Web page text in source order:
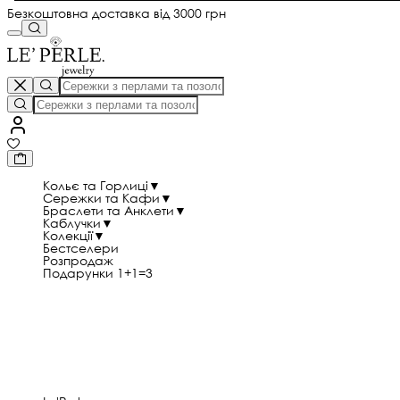
Безкоштовна доставка від 3000 грн
Кольє та Горлиці ▼
Сережки та Кафи ▼
Браслети та Анклети ▼
Каблучки ▼
Колекції▼
Бестселери
Розпродаж
Подарунки 1+1=3